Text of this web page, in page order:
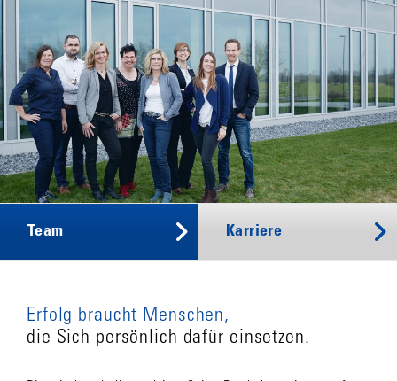
Team Karriere
Erfolg braucht Menschen,
die Sich persönlich dafür einsetzen.